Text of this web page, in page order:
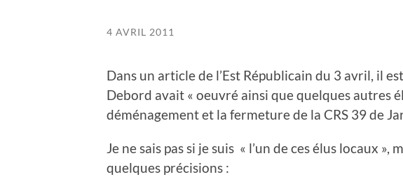
4 AVRIL 2011
Dans un article de l’Est Républicain du 3 avril, il
Debord avait « oeuvré ainsi que quelques autres
déménagement et la fermeture de la CRS 39 de
Je ne sais pas si je suis « l’un de ces élus locaux »,
quelques précisions :